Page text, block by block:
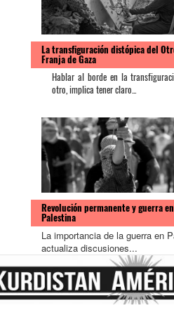
La transfiguración distópica del
Franja de Gaza
Hablar al borde en la
otro, implica tener claro...
Revolución permanente y guerra en
Palestina
La importancia de la guerra en
actualiza discusiones...